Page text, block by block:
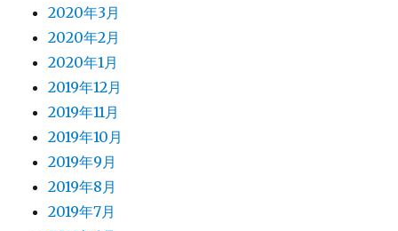
2020年3月
2020年2月
2020年1月
2019年12月
2019年11月
2019年10月
2019年9月
2019年8月
2019年7月